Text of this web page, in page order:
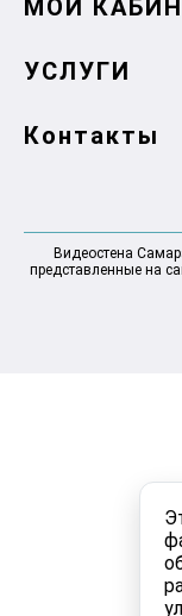
МОЙ
УСЛУГИ
Контакты
Видеостена
представленные на